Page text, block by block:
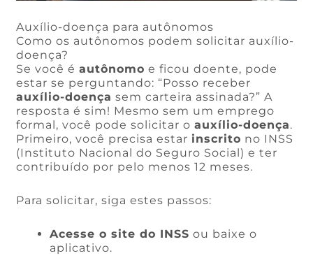
Auxílio-doença para autônomos
Como os autônomos podem solicitar auxílio-
doença?
Se você éautônomo e ficou doente, pode
estar se perguntando: “Posso receber
auxílio-doença sem carteira assinada?” A
resposta é sim! Mesmo sem um emprego
formal, você pode solicitar oauxílio-doença.
Primeiro, você precisa estar inscrito no INSS
(Instituto Nacional do Seguro Social) e ter
contribuído por pelo menos 12 meses.
Para solicitar, siga estes passos:
Acesse o site do INSS ou baixe o
aplicativo.